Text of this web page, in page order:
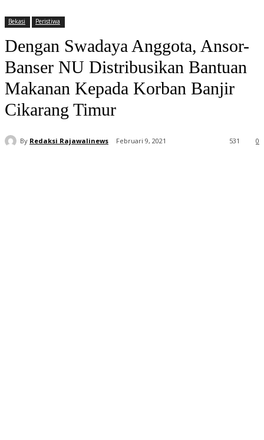
Bekasi Peristiwa
Dengan Swadaya Anggota, Ansor-
Banser NU Distribusikan Bantuan
Makanan Kepada Korban Banjir
Cikarang Timur
By Redaksi Rajawalinews Februari 9, 2021 0
531